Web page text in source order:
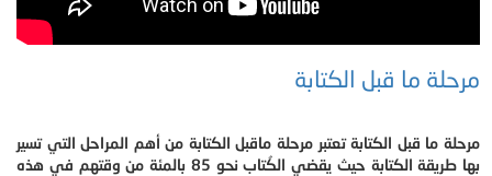
مرحلة ما قبل الكتابة
مرحلة ما قبل الكتابة تعتبر مرحلة ماقبل الكتابة من أهم المراحل التي تسير
بها طريقة الكتابة حيث يقضي الكُتاب نحو 85 بالمئة من وقتهم في هذه